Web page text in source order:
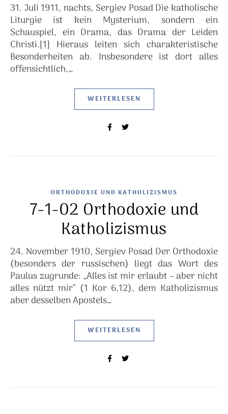
31. Juli 1911, nachts, Sergiev Posad Die katholische
Liturgie ist kein Mysterium, sondern ein
Schauspiel, ein Drama, das Drama der Leiden
Christi.[1] Hieraus leiten sich charakteristische
Besonderheiten ab. Insbesondere ist dort alles
offensichtlich,…
WEITERLESEN
ORTHODOXIE UND KATHOLIZISMUS
7-1-02 Orthodoxie und
Katholizismus
24. November 1910, Sergiev Posad Der Orthodoxie
(besonders der russischen) liegt das Wort des
Paulus zugrunde: „Alles ist mir erlaubt – aber nicht
alles nützt mir“ (1 Kor 6,12), dem Katholizismus
aber desselben Apostels…
WEITERLESEN